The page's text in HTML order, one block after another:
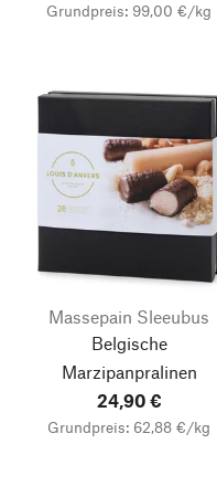
Grundpreis: 99,00 €/kg
Massepain Sleeubus
Belgische
Marzipanpralinen
24,90 €
Grundpreis: 62,88 €/kg